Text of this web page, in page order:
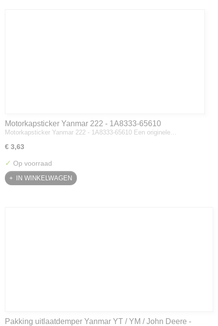
Motorkapsticker Yanmar 222 - 1A8333-65610
Motorkapsticker Yanmar 222 - 1A8333-65610 Een originele…
€ 3,63
✓ Op voorraad
IN WINKELWAGEN
Pakking uitlaatdemper Yanmar YT / YM / John Deere -